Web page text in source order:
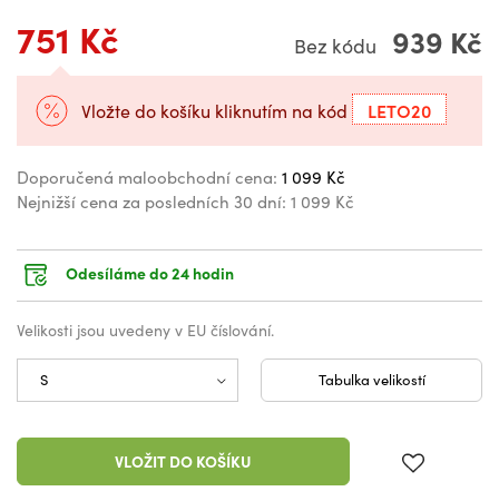
751 Kč Bez kódu 939 Kč
Vložte do košíku kliknutím na kód LETO20
Doporučená maloobchodní cena: 1 099 Kč
Nejnižší cena za posledních 30 dní: 1 099 Kč
Odesíláme do 24 hodin
Velikosti jsou uvedeny v EU číslování.
Tabulka velikostí
VLOŽIT DO KOŠÍKU